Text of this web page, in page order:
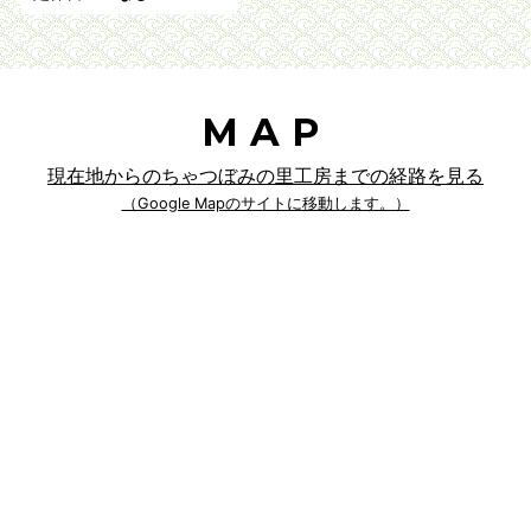
MAP
現在地からのちゃつぼみの里工房までの経路を見る
（Google Mapのサイトに移動します。）